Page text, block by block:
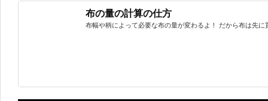
布の量の計算の仕方
布幅や柄によって必要な布の量が変わるよ！ だから布は先